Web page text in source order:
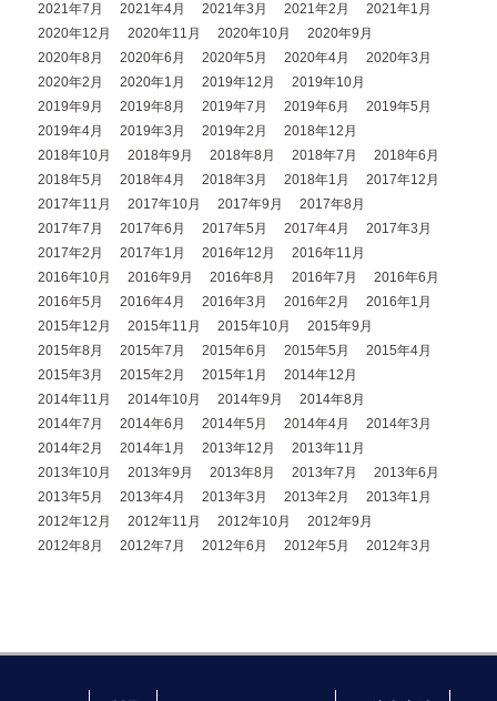
2021年7月
2021年4月 2021年3月 2021年2月
2021年1月
2020年12月
2020年11月 2020年10月
2020年9月
2020年8月
2020年6月 2020年5月 2020年4月
2020年3月
2020年2月
2020年1月 2019年12月
2019年10月
2019年9月
2019年8月 2019年7月 2019年6月
2019年5月
2019年4月
2019年3月 2019年2月
2018年12月
2018年10月
2018年9月 2018年8月 2018年7月
2018年6月
2018年5月
2018年4月 2018年3月 2018年1月
2017年12月
2017年11月
2017年10月 2017年9月
2017年8月
2017年7月
2017年6月 2017年5月 2017年4月
2017年3月
2017年2月
2017年1月 2016年12月
2016年11月
2016年10月
2016年9月 2016年8月 2016年7月
2016年6月
2016年5月
2016年4月 2016年3月 2016年2月
2016年1月
2015年12月
2015年11月 2015年10月
2015年9月
2015年8月
2015年7月 2015年6月 2015年5月
2015年4月
2015年3月
2015年2月 2015年1月
2014年12月
2014年11月
2014年10月 2014年9月
2014年8月
2014年7月
2014年6月 2014年5月 2014年4月
2014年3月
2014年2月
2014年1月 2013年12月
2013年11月
2013年10月
2013年9月 2013年8月 2013年7月
2013年6月
2013年5月
2013年4月 2013年3月 2013年2月
2013年1月
2012年12月
2012年11月 2012年10月
2012年9月
2012年8月
2012年7月 2012年6月 2012年5月 2012年3月